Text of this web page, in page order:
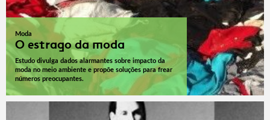
Moda
O estrago da moda
Estudo divulga dados alarmantes sobre impacto da
moda no meio ambiente e propõe soluções para frear
números preocupantes.